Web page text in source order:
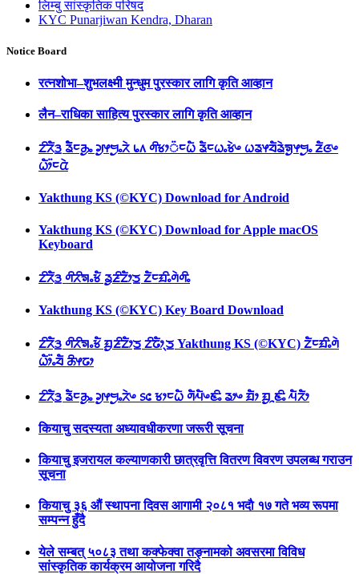
लिम्बु सांस्कृतिक परिषद
KYC Punarjiwan Kendra, Dharan
Notice Board
रत्नशोभा–शुभलक्ष्मी मुन्धुम पुरस्कार लागि कृति आव्हान
लैन–राधिका साहित्य पुरस्कार लागि कृति आव्हान
ᤁᤡᤖᤠᤋ᤻ ᤕᤠᤠᤰᤌᤢᤱ ᤆᤢᤶᤗᤢᤱᤖᤧ ᥇᥈ ᤛᤡᤃᤣ᤺ᤰᤐᤠ ᤕᤠᤰᤐᤱᤃᤧᤴ ᤐᤕᤶᤔᤠᤕᤧᤈᤢᤶᤗᤢᤱ ᤏᤠᤜᤴ
ᤐᤥ᤺ᤰᤂᤧ
Yakthung KS (©KYC) Download for Android
Yakthung KS (©KYC) Download for Apple macOS
Keyboard
ᤁᤡᤖᤠᤋ᤻ ᤛᤡᤖᤡᤈᤱᤃᤠ ᤕᤢᤏᤡᤁᤥᤍ᤻ ᤁᤠᤰᤀᤡᤱᤛᤧᤛᤡᤱ
Yakthung KS (©KYC) Key Board Download
ᤁᤡᤖᤠᤋ᤻ ᤛᤡᤖᤡᤈᤱᤃᤠ ᤀᤢᤏᤡᤁᤥᤍ᤻ ᤁᤡᤒᤥᤷᤍ᤻ Yakthung KS (©KYC) ᤁᤠᤰᤀᤡᤱᤛᤧ
ᤐᤥ᤺ᤱᤔᤠ ᤌᤡᤶᤒᤣ
ᤁᤡᤖᤠᤋ᤻ ᤕᤠᤰᤌᤢᤱ ᤆᤢᤶᤗᤢᤱᤖᤧᤴ ᥉᥋ ᤃᤣᤰᤐᤠ ᤛᤠᤘᤠᤴᤇᤡᤱ ᤕᤣᤴ ᤀᤠᤣ ᤀᤢᤳᤇᤡᤱ ᤘᤠᤖᤠᤣ
कियाचु सदस्यता अध्यावधीकरणा जरूरी सूचना
कियाचु इजरायल कल्याणकारी छात्रवृत्ति वितरण विवरण उपलब्ध गराउन
सूचना
कियाचु ३६ औं स्थापना दिवस आगामी २०८१ भदाै १७ गते भव्य रूपमा
सम्पन्न हुँदै
येले सम्बत् ५०८३ तथा कक्फेक्वा तङ्नामको अवसरमा विविध
सांस्कृतिक कार्यक्रम आयोजना गरिदै